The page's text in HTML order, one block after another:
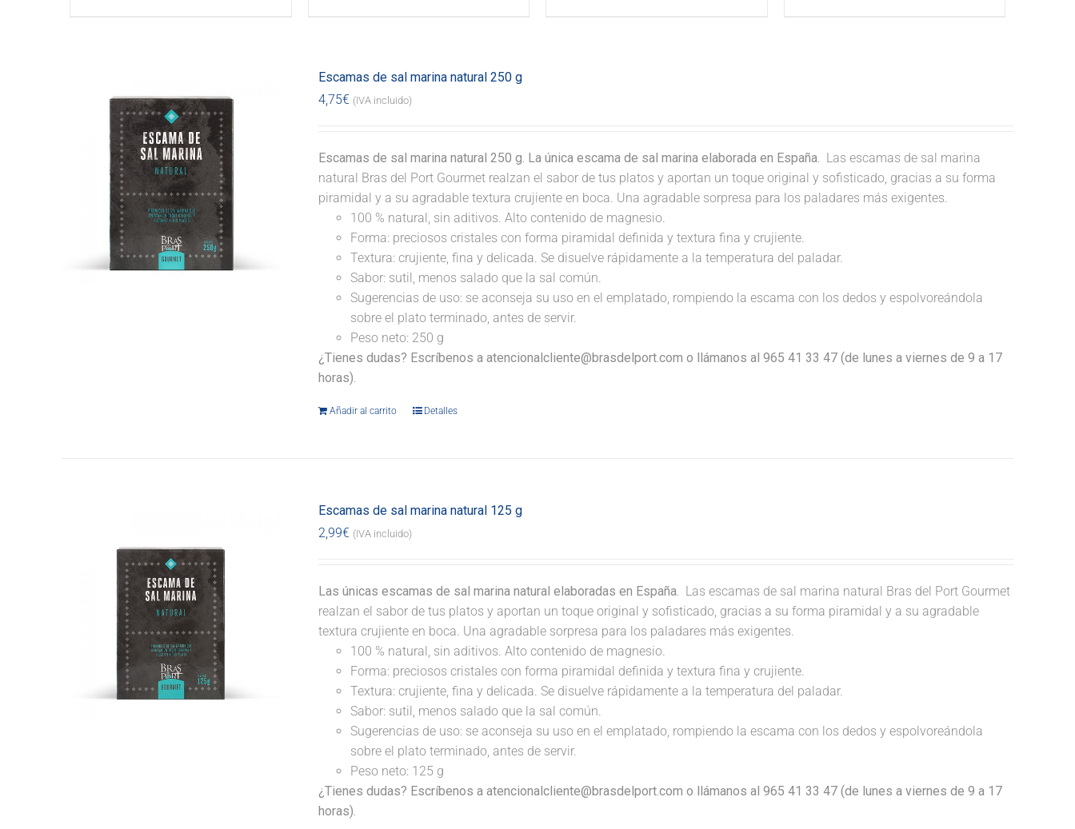
Escamas de sal marina natural 250 g
4,75€ (IVA incluido)
Escamas de sal marina natural 250 g. La única escama de sal marina elaborada en España. Las escamas de sal marina
natural Bras del Port Gourmet realzan el sabor de tus platos y aportan un toque original y sofisticado, gracias a su forma
piramidal y a su agradable textura crujiente en boca. Una agradable sorpresa para los paladares más exigentes.
100 % natural, sin aditivos. Alto contenido de magnesio.
Forma: preciosos cristales con forma piramidal definida y textura fina y crujiente.
Textura: crujiente, fina y delicada. Se disuelve rápidamente a la temperatura del paladar.
Sabor: sutil, menos salado que la sal común.
Sugerencias de uso: se aconseja su uso en el emplatado, rompiendo la escama con los dedos y espolvoreándola
sobre el plato terminado, antes de servir.
Peso neto: 250 g
¿Tienes dudas? Escríbenos a atencionalcliente@brasdelport.com o llámanos al 965 41 33 47 (de lunes a viernes de 9 a 17
horas).
Añadir al carrito Detalles
Escamas de sal marina natural 125 g
2,99€ (IVA incluido)
Las únicas escamas de sal marina natural elaboradas en España. Las escamas de sal marina natural Bras del Port Gourmet
realzan el sabor de tus platos y aportan un toque original y sofisticado, gracias a su forma piramidal y a su agradable
textura crujiente en boca. Una agradable sorpresa para los paladares más exigentes.
100 % natural, sin aditivos. Alto contenido de magnesio.
Forma: preciosos cristales con forma piramidal definida y textura fina y crujiente.
Textura: crujiente, fina y delicada. Se disuelve rápidamente a la temperatura del paladar.
Sabor: sutil, menos salado que la sal común.
Sugerencias de uso: se aconseja su uso en el emplatado, rompiendo la escama con los dedos y espolvoreándola
sobre el plato terminado, antes de servir.
Peso neto: 125 g
¿Tienes dudas? Escríbenos a atencionalcliente@brasdelport.com o llámanos al 965 41 33 47 (de lunes a viernes de 9 a 17
horas).